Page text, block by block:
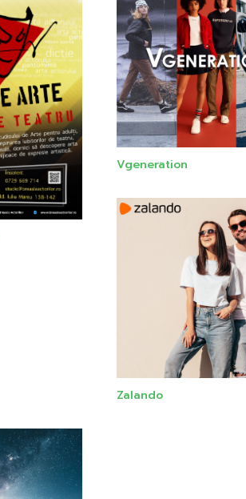
Vgeneration
Zalando